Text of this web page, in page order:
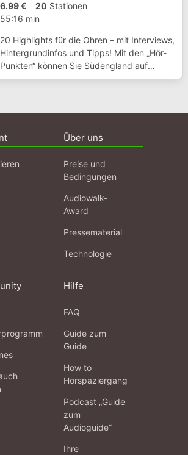
6.99 €
20 Stationen
55:16 min
20 Highlights für die Ohren – mit Interviews,
Hintergrundinfos und Tipps! Mit den „Hör-
Punkten“ können Sie Südengland auf
eigene Faust entdecken. Die einzelnen
Über uns
Preise und
Bedingungen
Audiowalk-
Award
Pressematerial
Technologie
Hilfe
FAQ
Guide zum
Guide
How to
Hörspaziergang
Podcast „Guide
zum
Audioguide“
Ihre